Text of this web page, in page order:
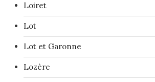
Loiret
Lot
Lot et Garonne
Lozère